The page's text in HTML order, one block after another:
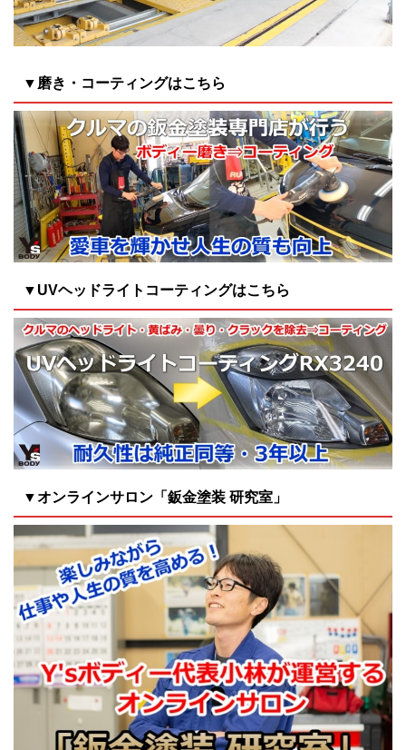
▼磨き・コーティングはこちら
▼UVヘッドライトコーティングはこちら
▼オンラインサロン「鈑金塗装 研究室」